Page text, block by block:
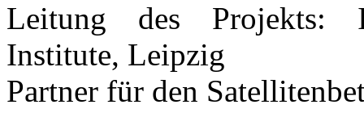
Leitung des Projekts:
Institute, Leipzig
Partner für den